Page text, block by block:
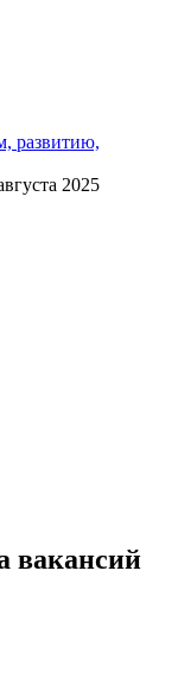
развитию,
2025
вакансий